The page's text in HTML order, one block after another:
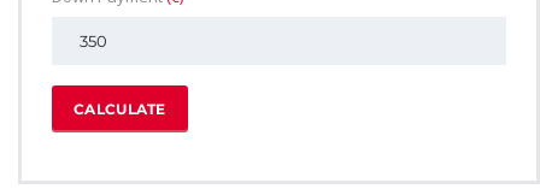
CALCULATE